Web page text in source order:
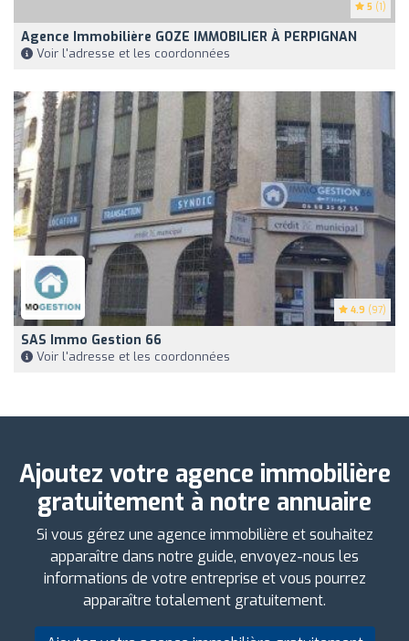
5 (1)
Agence Immobilière GOZE IMMOBILIER À PERPIGNAN
Voir l'adresse et les coordonnées
4.9 (97)
SAS Immo Gestion 66
Voir l'adresse et les coordonnées
Ajoutez votre agence immobilière
gratuitement à notre annuaire
Si vous gérez une agence immobilière et souhaitez
apparaître dans notre guide, envoyez-nous les
informations de votre entreprise et vous pourrez
apparaître totalement gratuitement.